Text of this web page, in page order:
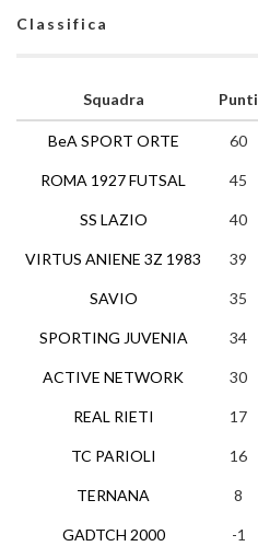
Classifica
Squadra
BeA SPORT ORTE
ROMA 1927 FUTSAL
SS LAZIO
VIRTUS ANIENE 3Z 1983
SAVIO
SPORTING JUVENIA
ACTIVE NETWORK
REAL RIETI
TC PARIOLI
TERNANA
GADTCH 2000
Punti
60
45
40
39
35
34
30
17
16
8
-1